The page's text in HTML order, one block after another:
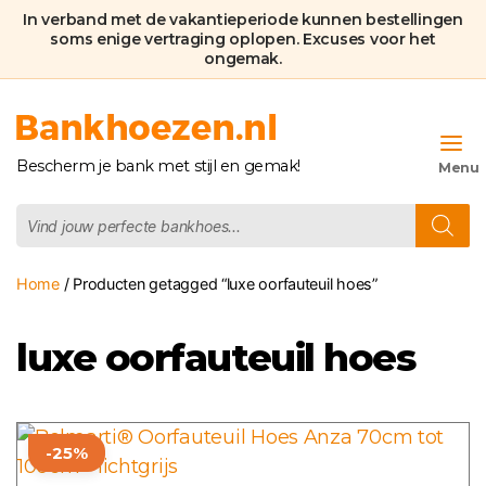
In verband met de vakantieperiode kunnen bestellingen
soms enige vertraging oplopen. Excuses voor het
ongemak.
Bankhoezen.nl
Bescherm je bank met stijl en gemak!
zoeken
Home/ Producten getagged “luxe oorfauteuil hoes”
luxe oorfauteuil hoes
-25%
Dit
product